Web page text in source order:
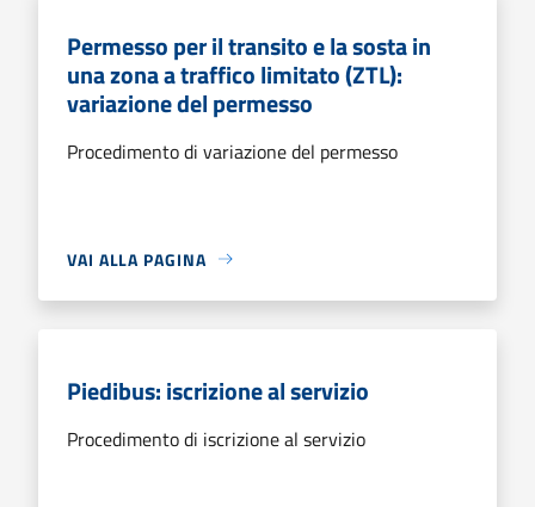
Permesso per il transito e la sosta in
una zona a traffico limitato (ZTL):
variazione del permesso
Procedimento di variazione del permesso
VAI ALLA PAGINA
Piedibus: iscrizione al servizio
Procedimento di iscrizione al servizio